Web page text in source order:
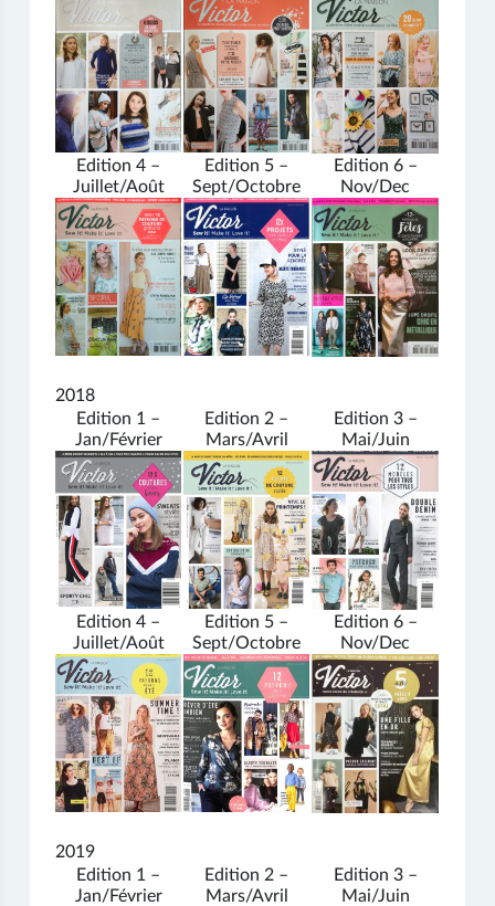
Edition 4 –
Juillet/Août
Edition 5 –
Sept/Octobre
Edition 6 –
Nov/Dec
2018
Edition 1 –
Jan/Février
Edition 2 –
Mars/Avril
Edition 3 –
Mai/Juin
Edition 4 –
Juillet/Août
Edition 5 –
Sept/Octobre
Edition 6 –
Nov/Dec
2019
Edition 1 –
Jan/Février
Edition 2 –
Mars/Avril
Edition 3 –
Mai/Juin